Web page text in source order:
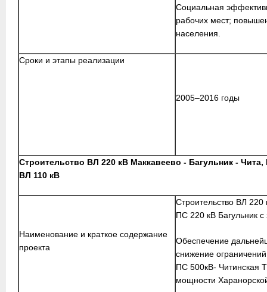
Социальная
рабочих мест;
населения.
Сроки и этапы реализации
2005–2016 годы
Строительство ВЛ 220 кВ Маккавеево - Багульник -
ВЛ 110 кВ
Наименование и краткое содержание
проекта
Строительство ВЛ 220
ПС 220 кВ Багульник
Обеспечение
снижение
ПС 500кВ- Читинская
мощности